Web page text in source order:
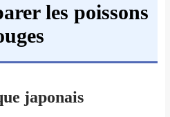
les poissons
japonais